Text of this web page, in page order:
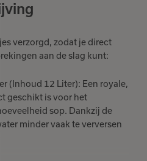
verzorgd, zodat je direct
aan de slag kunt:
(Inhoud 12 Liter): Een royale,
geschikt is voor het
sop. Dankzij de
minder vaak te verversen